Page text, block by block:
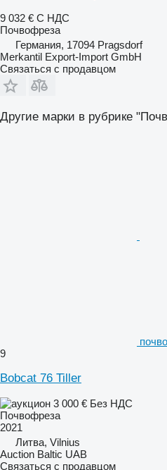
9 032 € С НДС
Почвофреза
Германия, 17094 Pragsdorf
Merkantil Export-Import GmbH
Связаться с продавцом
Другие марки в рубрике
9
Bobcat 76 Tiller
3 000 € Без НДС
Почвофреза
2021
Литва, Vilnius
Auction Baltic UAB
Связаться с продавцом